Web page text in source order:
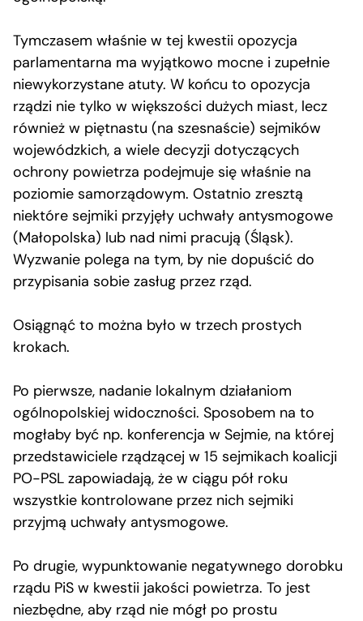
Tymczasem właśnie w tej kwestii opozycja
parlamentarna ma wyjątkowo mocne i zupełnie
niewykorzystane atuty. W końcu to opozycja
rządzi nie tylko w większości dużych miast, lecz
również w piętnastu (na szesnaście) sejmików
wojewódzkich, a wiele decyzji dotyczących
ochrony powietrza podejmuje się właśnie na
poziomie samorządowym. Ostatnio zresztą
niektóre sejmiki przyjęły uchwały antysmogowe
(Małopolska) lub nad nimi pracują (Śląsk).
Wyzwanie polega na tym, by nie dopuścić do
przypisania sobie zasług przez rząd.
Osiągnąć to można było w trzech prostych
krokach.
Po pierwsze, nadanie lokalnym działaniom
ogólnopolskiej widoczności. Sposobem na to
mogłaby być np. konferencja w Sejmie, na której
przedstawiciele rządzącej w 15 sejmikach koalicji
PO-PSL zapowiadają, że w ciągu pół roku
wszystkie kontrolowane przez nich sejmiki
przyjmą uchwały antysmogowe.
Po drugie, wypunktowanie negatywnego dorobku
rządu PiS w kwestii jakości powietrza. To jest
niezbędne, aby rząd nie mógł po prostu